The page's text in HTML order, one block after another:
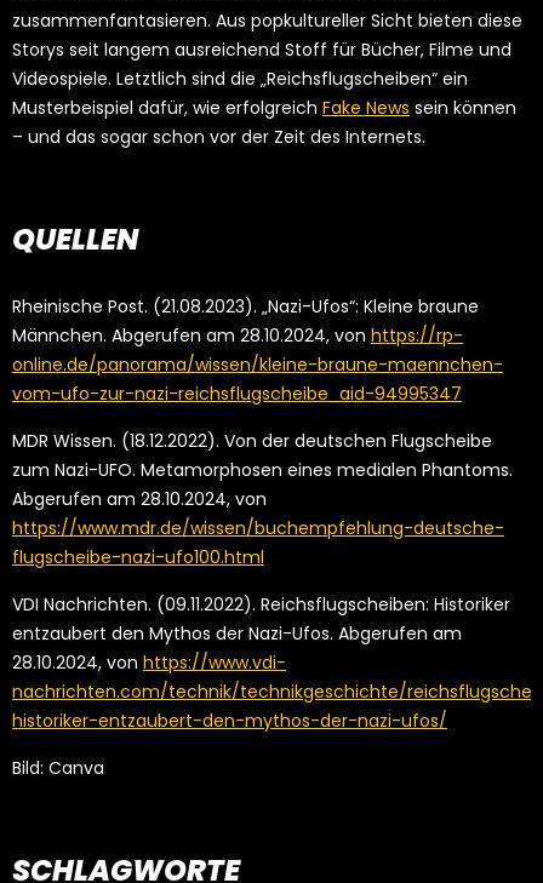
zusammenfantasieren. Aus popkultureller Sicht bieten diese
Storys seit langem ausreichend Stoff für Bücher, Filme und
Videospiele. Letztlich sind die „Reichsflugscheiben“ ein
Musterbeispiel dafür, wie erfolgreich Fake News sein können
– und das sogar schon vor der Zeit des Internets.
QUELLEN
Rheinische Post. (21.08.2023). „Nazi-Ufos“: Kleine braune
Männchen. Abgerufen am 28.10.2024, von https://rp-
online.de/panorama/wissen/kleine-braune-maennchen-
vom-ufo-zur-nazi-reichsflugscheibe_aid-94995347
MDR Wissen. (18.12.2022). Von der deutschen Flugscheibe
zum Nazi-UFO. Metamorphosen eines medialen Phantoms.
Abgerufen am 28.10.2024, von
https://www.mdr.de/wissen/buchempfehlung-deutsche-
flugscheibe-nazi-ufo100.html
VDI Nachrichten. (09.11.2022). Reichsflugscheiben: Historiker
entzaubert den Mythos der Nazi-Ufos. Abgerufen am
28.10.2024, von https://www.vdi-
nachrichten.com/technik/technikgeschichte/
historiker-entzaubert-den-mythos-der-nazi-ufos/
Bild: Canva
SCHLAGWORTE